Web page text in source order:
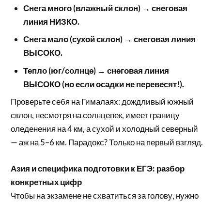
Снега много (влажный склон) → снеговая
линия НИЗКО.
Снега мало (сухой склон) → снеговая линия
ВЫСОКО.
Тепло (юг/солнце) → снеговая линия
ВЫСОКО (но если осадки не перевесят!).
Проверьте себя на Гималаях: дождливый южный
склон, несмотря на солнцепек, имеет границу
оледенения на 4 км, а сухой и холодный северный
— аж на 5–6 км. Парадокс? Только на первый взгляд.
Азия и специфика подготовки к ЕГЭ: разбор
конкретных цифр
Чтобы на экзамене не схватиться за голову, нужно